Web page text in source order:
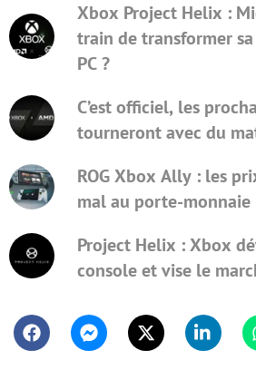
Xbox Project Helix :
train de transformer
PC ?
C’est officiel, les
tourneront avec du
ROG Xbox Ally : les
mal au porte-monnaie
Project Helix : Xbox
console et vise le
FacebookMessengerTwitter Linkedin